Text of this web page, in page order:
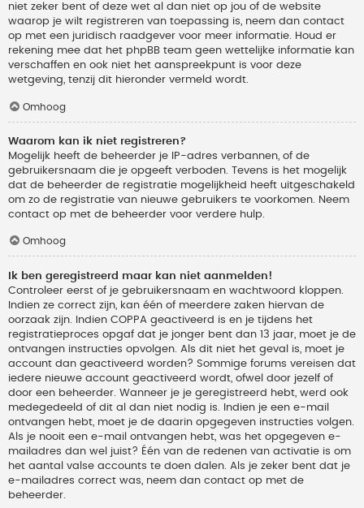
niet zeker bent of deze wet al dan niet op jou of de website
waarop je wilt registreren van toepassing is, neem dan contact
op met een juridisch raadgever voor meer informatie. Houd er
rekening mee dat het phpBB team geen wettelijke informatie kan
verschaffen en ook niet het aanspreekpunt is voor deze
wetgeving, tenzij dit hieronder vermeld wordt.
Omhoog
Waarom kan ik niet registreren?
Mogelijk heeft de beheerder je IP-adres verbannen, of de
gebruikersnaam die je opgeeft verboden. Tevens is het mogelijk
dat de beheerder de registratie mogelijkheid heeft uitgeschakeld
om zo de registratie van nieuwe gebruikers te voorkomen. Neem
contact op met de beheerder voor verdere hulp.
Omhoog
Ik ben geregistreerd maar kan niet aanmelden!
Controleer eerst of je gebruikersnaam en wachtwoord kloppen.
Indien ze correct zijn, kan één of meerdere zaken hiervan de
oorzaak zijn. Indien COPPA geactiveerd is en je tijdens het
registratieproces opgaf dat je jonger bent dan 13 jaar, moet je de
ontvangen instructies opvolgen. Als dit niet het geval is, moet je
account dan geactiveerd worden? Sommige forums vereisen dat
iedere nieuwe account geactiveerd wordt, ofwel door jezelf of
door een beheerder. Wanneer je je geregistreerd hebt, werd ook
medegedeeld of dit al dan niet nodig is. Indien je een e-mail
ontvangen hebt, moet je de daarin opgegeven instructies volgen.
Als je nooit een e-mail ontvangen hebt, was het opgegeven e-
mailadres dan wel juist? Één van de redenen van activatie is om
het aantal valse accounts te doen dalen. Als je zeker bent dat je
e-mailadres correct was, neem dan contact op met de
beheerder.